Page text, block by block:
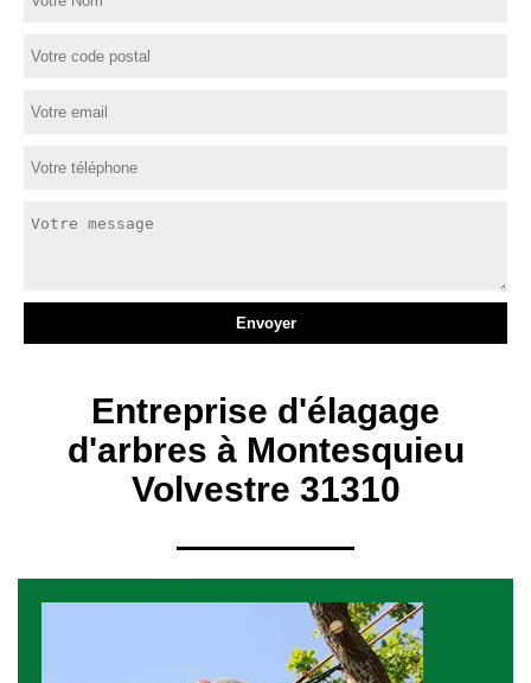
Entreprise d'élagage
d'arbres à Montesquieu
Volvestre 31310